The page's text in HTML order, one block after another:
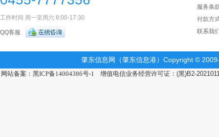
工作时间 周一至周六 8:00-17:30
QQ客服
服务条
付款方
联系我
肇东信息网（肇东信息港）Copyright ©
网站备案：黑ICP备14004386号-1 增值电信业务经营许可证：(黑)B2-